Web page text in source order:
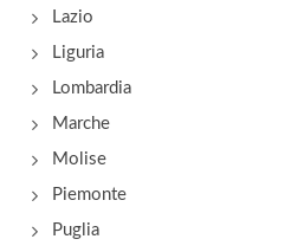
Lazio
Liguria
Lombardia
Marche
Molise
Piemonte
Puglia